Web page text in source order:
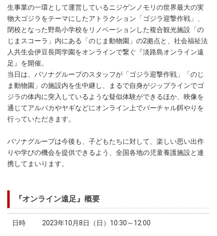
生事業の一環として運営しているニジゲンノモリの世界最大の実
物大ゴジラをテーマにしたアトラクション「ゴジラ迎撃作戦」、
閉校となった野島小学校をリノベーションした複合観光施設「の
じまスコーラ」内にある「のじま動物園」の2拠点と、社会福祉法
人共生会伊豆長岡学園をオンラインで繋ぐ『淡路島オンライン遠
足』を開催。
当日は、パソナグループのスタッフが「ゴジラ迎撃作戦」「のじ
ま動物園」の施設内を生中継し、まるで自身がジップラインでゴ
ジラの体内に突入しているような疑似体験ができるほか、映像を
通じてアルパカやヤギなどにオンライン上でバーチャル餌やりを
行っていただきます。
パソナグループは今後も、子どもたちに対して、楽しい思い出作
りや学びの機会を提供できるよう、全国各地の児童養護施設と連
携してまいります。
『オンライン遠足』概要
日時 2023年10月8日（日）10:30～12:00